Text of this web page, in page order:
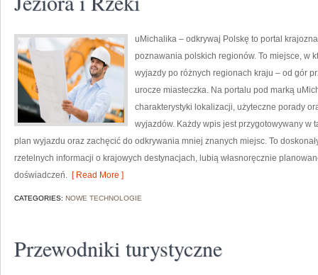
uMichalika – odkrywaj Polskę to portal
poznawania polskich regionów. To miejsce, w
wyjazdy po różnych regionach kraju – od gór
urocze miasteczka. Na portalu pod marką
charakterystyki lokalizacji, użyteczne porady
wyjazdów. Każdy wpis jest przygotowywany w
plan wyjazdu oraz zachęcić do odkrywania mniej znanych miejsc. To
rzetelnych informacji o krajowych destynacjach, lubią własnoręcznie
doświadczeń. [ Read More ]
CATEGORIES: NOWE TECHNOLOGIE
Przewodniki turystyczne